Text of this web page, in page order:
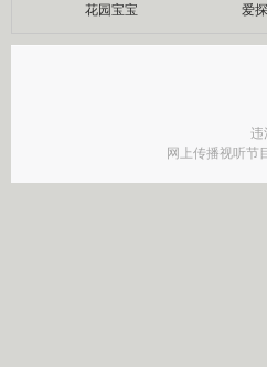
花园宝宝 爱
违
网上传播视听节